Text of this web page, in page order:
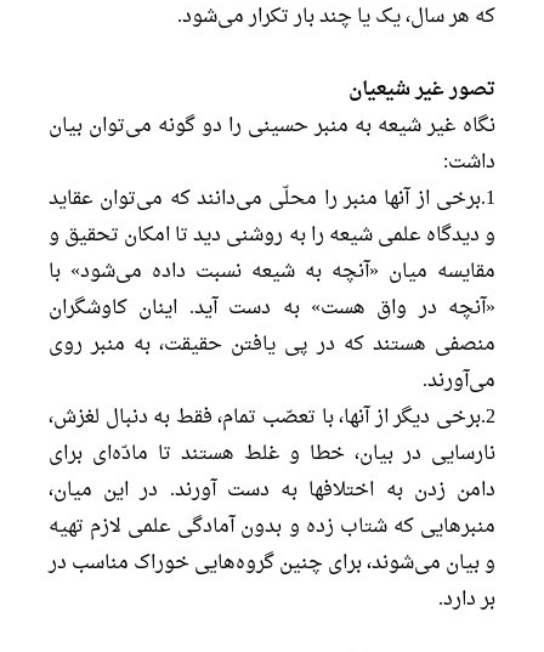
که هر سال، یک یا چند بار تکرار می‌شود.
تصور غیر شیعیان
نگاه غیر شیعه به منبر حسینی را دو گونه می‌توان بیان
داشت:
1.برخی از آنها منبر را محلّی می‌دانند که می‌توان عقاید
و دیدگاه علمی شیعه را به روشنی دید تا امکان تحقیق و
مقایسه میان «آنچه به شیعه نسبت داده می‌شود» با
«آنچه در واق هست» به دست آید. اینان کاوشگران
منصفی هستند که در پی یافتن حقیقت، به منبر روی
می‌آورند.
2.برخی دیگر از آنها، با تعصّب تمام، فقط به دنبال لغزش،
نارسایی در بیان، خطا و غلط هستند تا مادّه‌ای برای
دامن زدن به اختلافها به دست آورند. در این میان،
منبرهایی که شتاب زده و بدون آمادگی علمی لازم تهیه
و بیان می‌شوند، برای چنین گروه‌هایی خوراک مناسب در
بر دارد.